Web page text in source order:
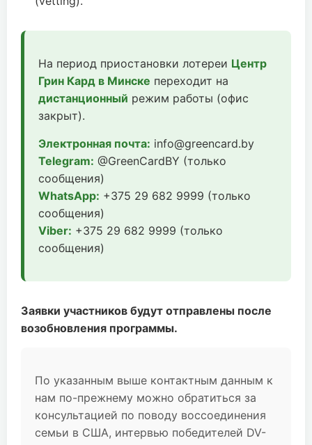
На период приостановки лотереи Центр
Грин Кард в Минске переходит на
дистанционный режим работы (офис
закрыт).
Электронная почта: info@greencard.by
Telegram: @GreenCardBY (только
сообщения)
WhatsApp: +375 29 682 9999 (только
сообщения)
Viber: +375 29 682 9999 (только
сообщения)
Заявки участников будут отправлены после
возобновления программы.
По указанным выше контактным данным к
нам по-прежнему можно обратиться за
консультацией по поводу воссоединения
семьи в США, интервью победителей DV-